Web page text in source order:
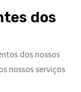
dos
dos nossos
nossos serviços